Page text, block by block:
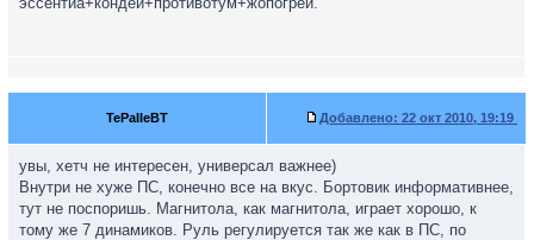
TePaIIeBT Добавлено: 22 окт 2010, 19:19
увы, хетч не интересен, универсал важнее)
Внутри не хуже ПС, конечно все на вкус. Бортовик информативнее,
тут не поспоришь. Магнитола, как магнитола, играет хорошо, к
тому же 7 динамиков. Руль регулируется так же как в ПС, по